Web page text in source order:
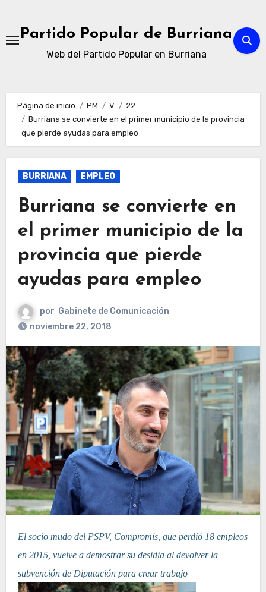
contenidoPartido Popular de Burriana
Web del Partido Popular en Burriana
Página de inicio PM V
22
Burriana se convierte en el primer municipio de la provincia
que pierde ayudas para empleo
BURRIANA EMPLEO
Burriana se convierte en
el primer municipio de la
provincia que pierde
ayudas para empleo
por Gabinete de Comunicación
noviembre 22, 2018
El socio mudo del PSPV, Compromís, que perdió 18 empleos
en 2015, vuelve a demostrar su desidia al devolver la
subvención de Diputación para crear trabajo